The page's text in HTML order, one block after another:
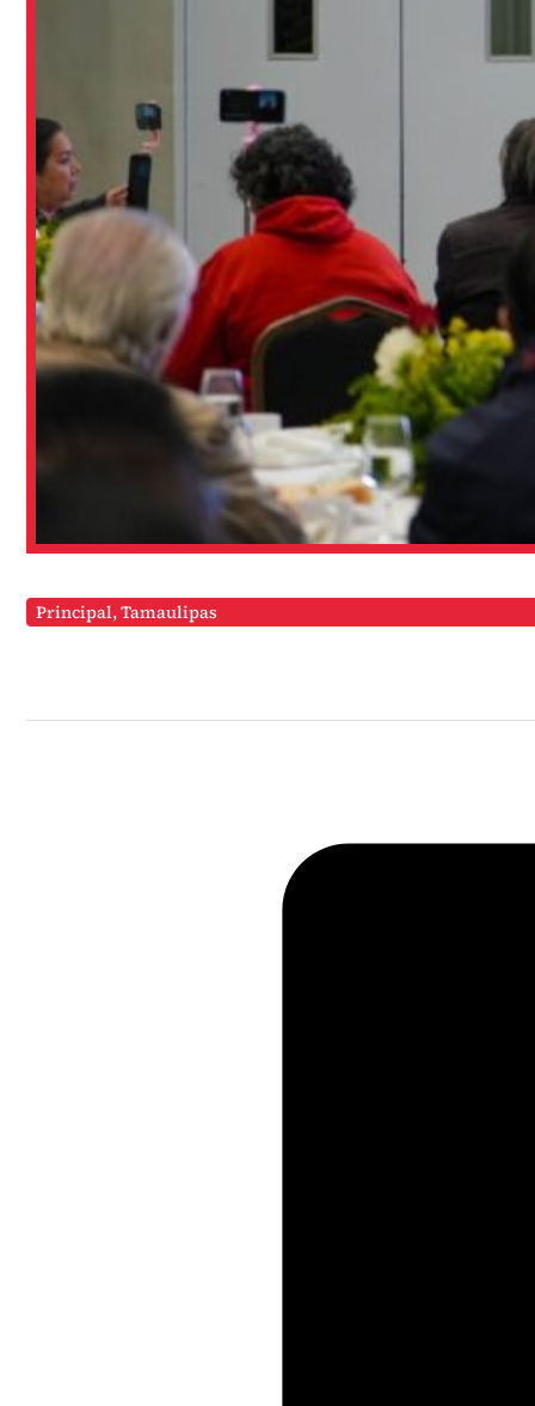
Principal,Tamaulipas